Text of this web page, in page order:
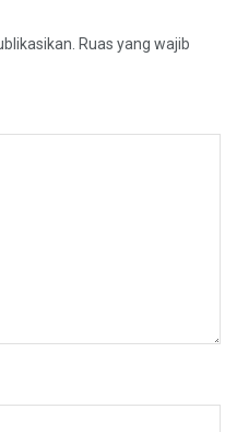
Ruas yang wajib